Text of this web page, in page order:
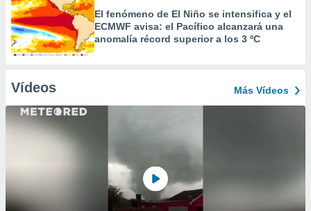
El fenómeno de El Niño se intensifica y el
ECMWF avisa: el Pacífico alcanzará una
anomalía récord superior a los 3 ºC
Vídeos Más Vídeos